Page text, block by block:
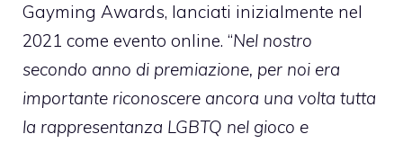
Gayming Awards, lanciati inizialmente nel
2021 come evento online. “Nel nostro
secondo anno di premiazione, per noi era
importante riconoscere ancora una volta tutta
la rappresentanza LGBTQ nel gioco e